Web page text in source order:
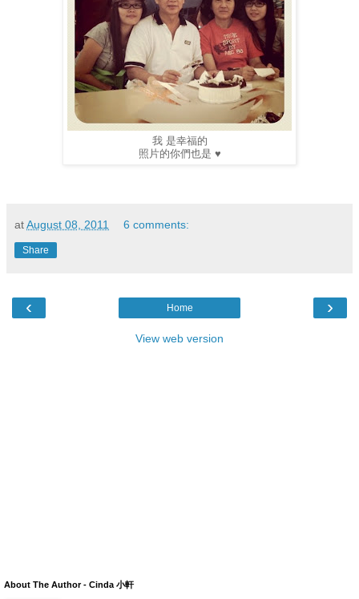
我 是幸福的
照片的你們也是 ♥
atAugust 08, 2011 6 comments:
Share
‹ ›
Home
View web version
About The Author - Cinda 小軒